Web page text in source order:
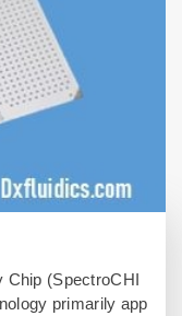
Chip (SpectroCHI
primarily app